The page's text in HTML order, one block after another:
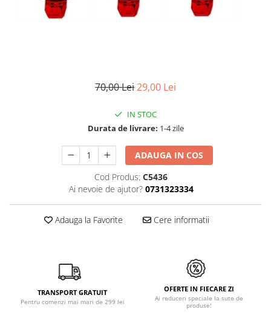
70,00 Lei29,00 Lei
IN STOC
Durata de livrare: 1-4 zile
ADAUGA IN COS
Cod Produs: C5436
Ai nevoie de ajutor? 0731323334
Adauga la Favorite Cere informatii
TRANSPORT GRATUIT
Pentru comenzi mai mari de 299 lei
OFERTE IN FIECARE ZI
Ai reduceri speciale la sute de
produse!